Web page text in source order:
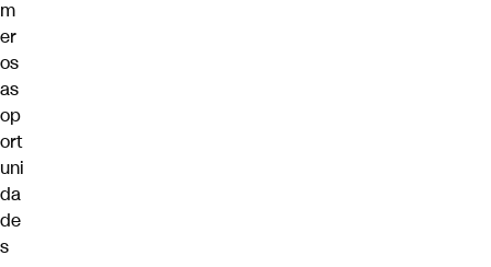
m
er
os
as
op
ort
uni
da
de
s